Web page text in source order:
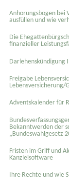
Anhörungsbogen bei
ausfüllen und wie
Die
finanzieller
Darlehenskündigung
Freigabe
Lebensversicherung/
Adventskalender für
Bekanntwerden der
„Bundeswahlgesetz
Fristen im Griff und
Kanzleisoftware
Ihre Rechte und wie